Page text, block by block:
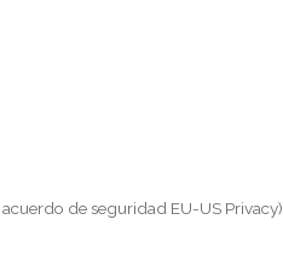
de seguridad EU-US Privacy)